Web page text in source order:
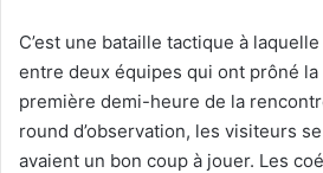
C’est une bataille tactique à
entre deux équipes qui ont prôné
première demi-heure de la
round d’observation, les visiteurs
avaient un bon coup à jouer. Les